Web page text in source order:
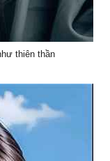
thiên thần